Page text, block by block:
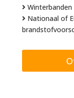
Winterbanden
Nationaal of